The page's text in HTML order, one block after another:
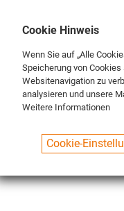
SPUELBOY.DE SHOP NU ON
Cookie Hinweis
Wenn Sie auf „Alle
Speicherung von
Websitenavigation zu
analysieren und unsere
Weitere Informationen
Cookie-